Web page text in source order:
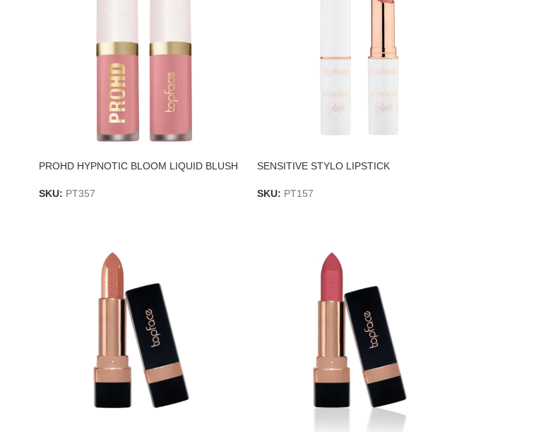
PROHD HYPNOTIC BLOOM LIQUID BLUSH
SKU: PT357
SENSITIVE STYLO LIPSTICK
SKU: PT157